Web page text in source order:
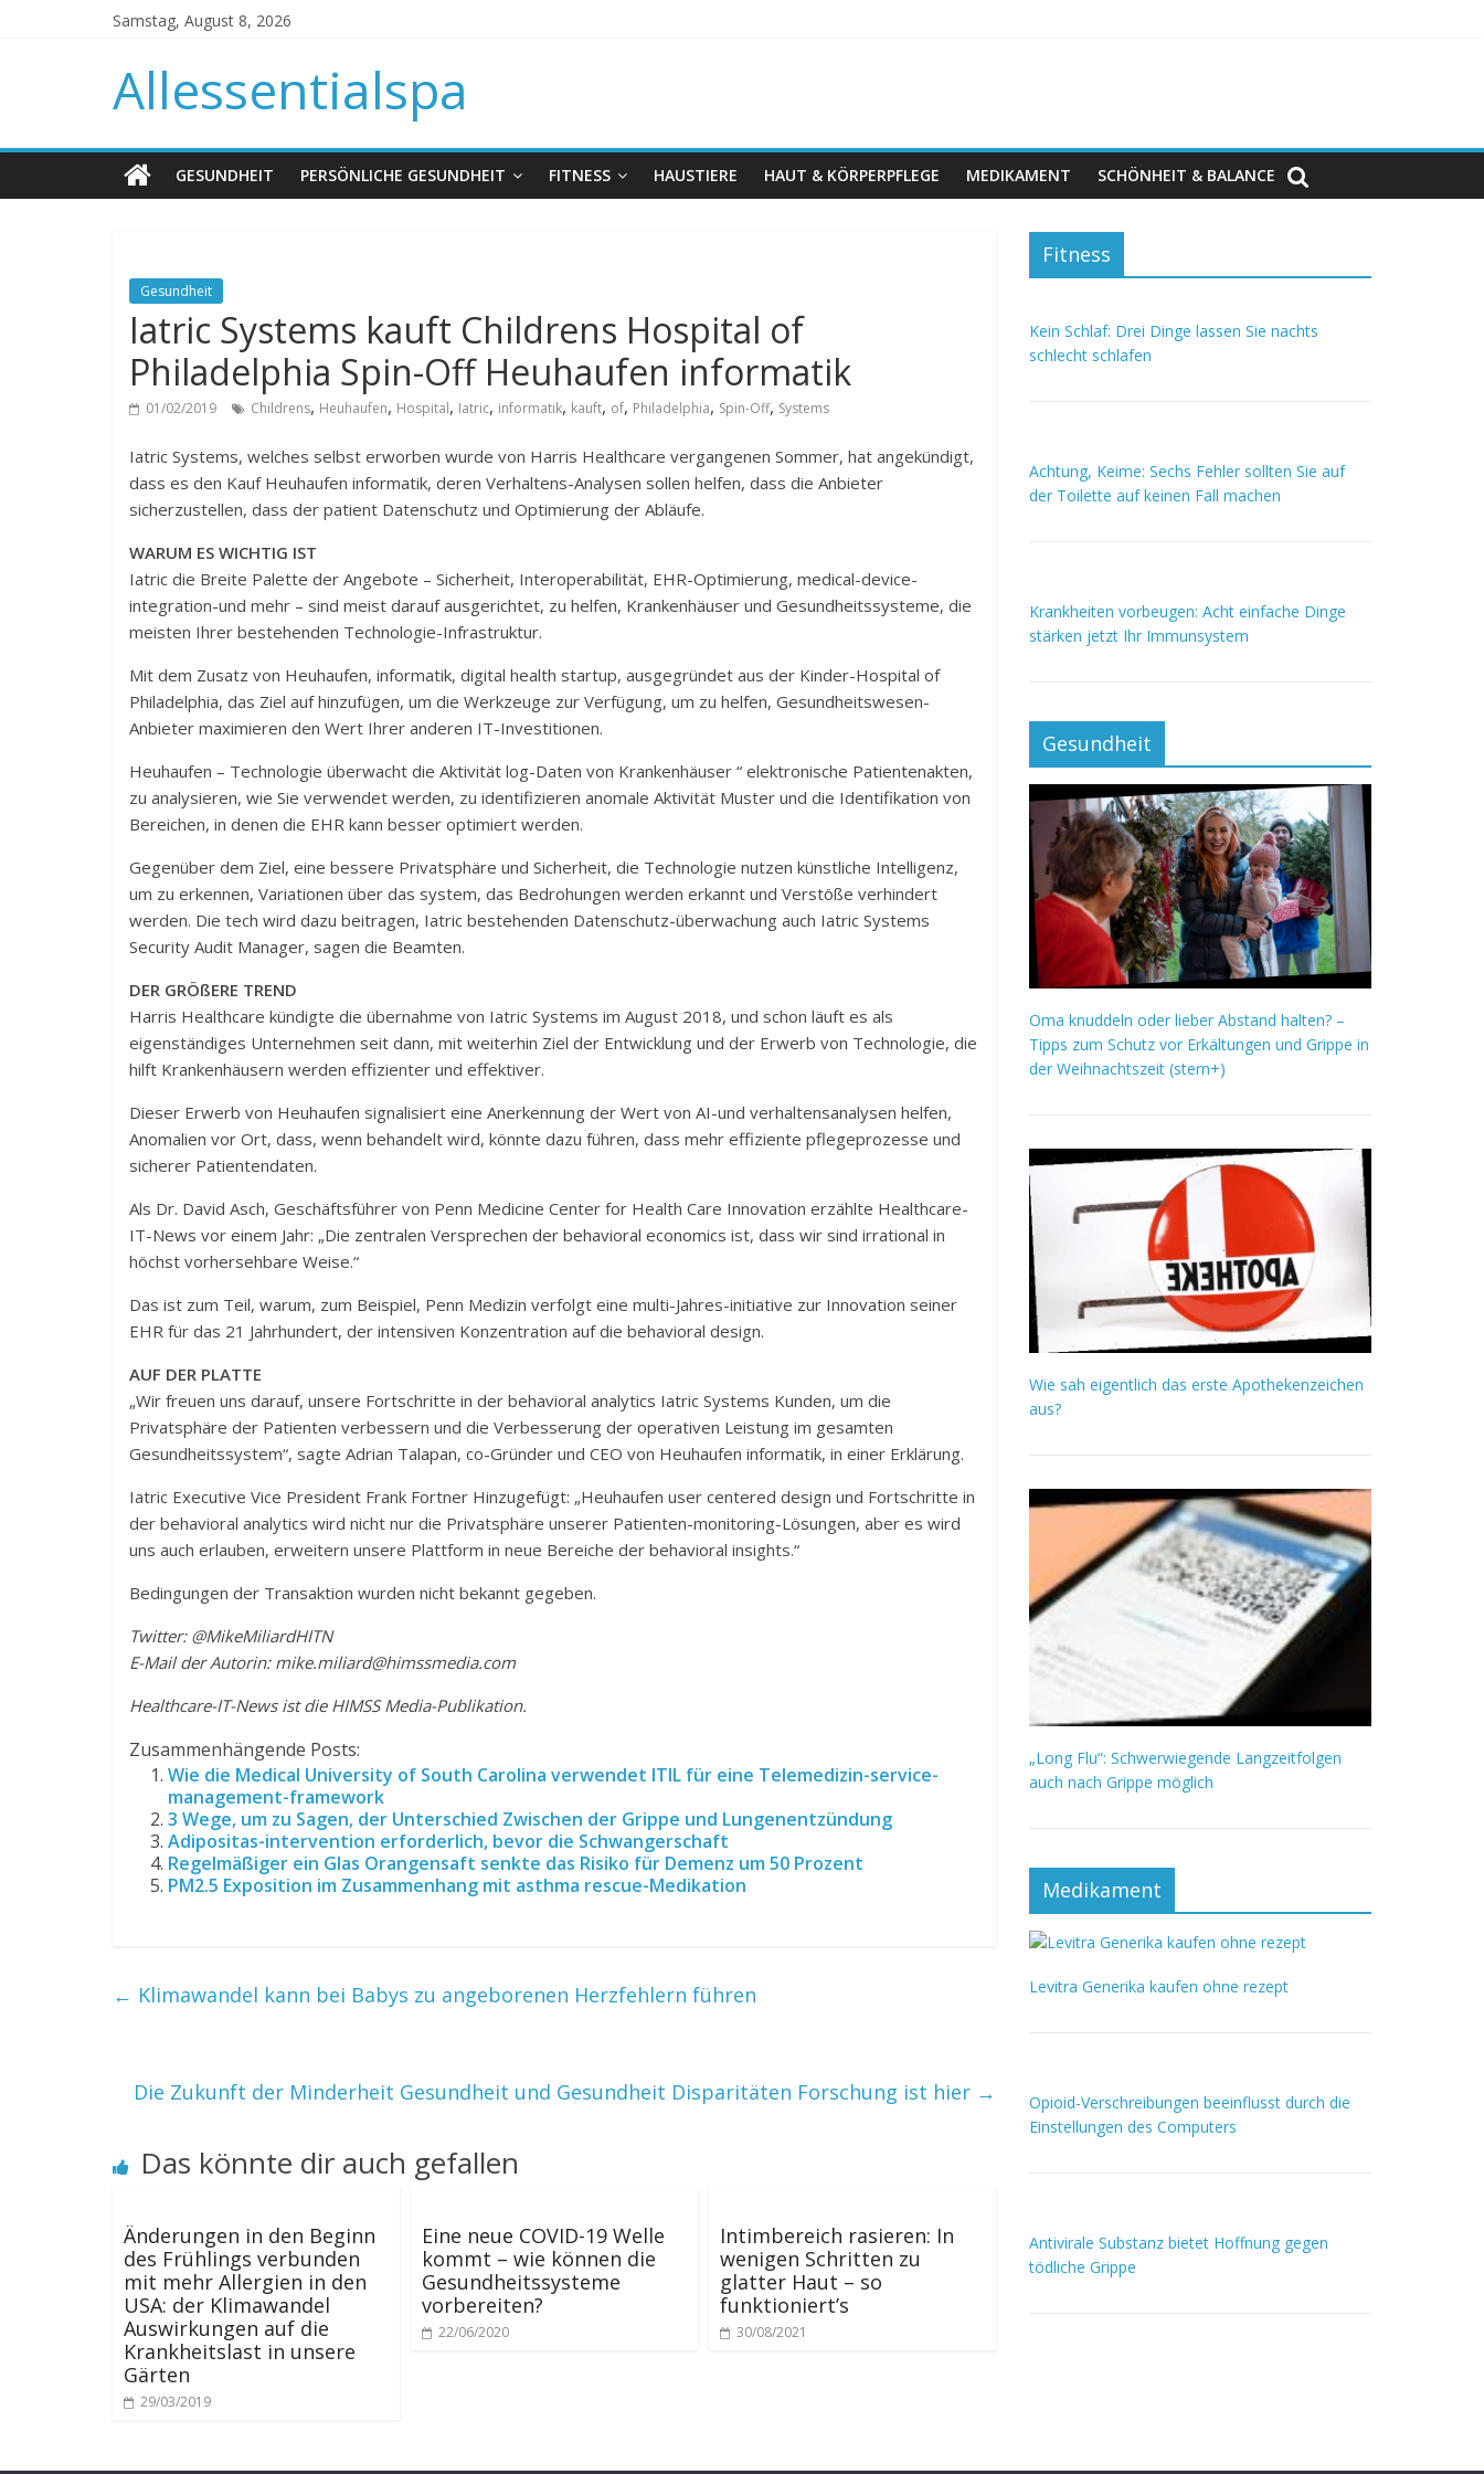
Samstag, August 8, 2026
Allessentialspa
GESUNDHEIT PERSÖNLICHE GESUNDHEIT FITNESS HAUSTIERE HAUT & KÖRPERPFLEGE MEDIKAMENT SCHÖNHEIT & BALANCE
Gesundheit
Iatric Systems kauft Childrens Hospital of
Philadelphia Spin-Off Heuhaufen informatik
01/02/2019 Childrens, Heuhaufen, Hospital, Iatric, informatik, kauft, of, Philadelphia, Spin-Off, Systems
Iatric Systems, welches selbst erworben wurde von Harris Healthcare vergangenen Sommer, hat angekündigt,
dass es den Kauf Heuhaufen informatik, deren Verhaltens-Analysen sollen helfen, dass die Anbieter
sicherzustellen, dass der patient Datenschutz und Optimierung der Abläufe.
WARUM ES WICHTIG IST
Iatric die Breite Palette der Angebote – Sicherheit, Interoperabilität, EHR-Optimierung, medical-device-
integration-und mehr – sind meist darauf ausgerichtet, zu helfen, Krankenhäuser und Gesundheitssysteme, die
meisten Ihrer bestehenden Technologie-Infrastruktur.
Mit dem Zusatz von Heuhaufen, informatik, digital health startup, ausgegründet aus der Kinder-Hospital of
Philadelphia, das Ziel auf hinzufügen, um die Werkzeuge zur Verfügung, um zu helfen, Gesundheitswesen-
Anbieter maximieren den Wert Ihrer anderen IT-Investitionen.
Heuhaufen – Technologie überwacht die Aktivität log-Daten von Krankenhäuser “ elektronische Patientenakten,
zu analysieren, wie Sie verwendet werden, zu identifizieren anomale Aktivität Muster und die Identifikation von
Bereichen, in denen die EHR kann besser optimiert werden.
Gegenüber dem Ziel, eine bessere Privatsphäre und Sicherheit, die Technologie nutzen künstliche Intelligenz,
um zu erkennen, Variationen über das system, das Bedrohungen werden erkannt und Verstöße verhindert
werden. Die tech wird dazu beitragen, Iatric bestehenden Datenschutz-überwachung auch Iatric Systems
Security Audit Manager, sagen die Beamten.
DER GRÖßERE TREND
Harris Healthcare kündigte die übernahme von Iatric Systems im August 2018, und schon läuft es als
eigenständiges Unternehmen seit dann, mit weiterhin Ziel der Entwicklung und der Erwerb von Technologie, die
hilft Krankenhäusern werden effizienter und effektiver.
Dieser Erwerb von Heuhaufen signalisiert eine Anerkennung der Wert von AI-und verhaltensanalysen helfen,
Anomalien vor Ort, dass, wenn behandelt wird, könnte dazu führen, dass mehr effiziente pflegeprozesse und
sicherer Patientendaten.
Als Dr. David Asch, Geschäftsführer von Penn Medicine Center for Health Care Innovation erzählte Healthcare-
IT-News vor einem Jahr: „Die zentralen Versprechen der behavioral economics ist, dass wir sind irrational in
höchst vorhersehbare Weise.“
Das ist zum Teil, warum, zum Beispiel, Penn Medizin verfolgt eine multi-Jahres-initiative zur Innovation seiner
EHR für das 21 Jahrhundert, der intensiven Konzentration auf die behavioral design.
AUF DER PLATTE
„Wir freuen uns darauf, unsere Fortschritte in der behavioral analytics Iatric Systems Kunden, um die
Privatsphäre der Patienten verbessern und die Verbesserung der operativen Leistung im gesamten
Gesundheitssystem“, sagte Adrian Talapan, co-Gründer und CEO von Heuhaufen informatik, in einer Erklärung.
Iatric Executive Vice President Frank Fortner Hinzugefügt: „Heuhaufen user centered design und Fortschritte in
der behavioral analytics wird nicht nur die Privatsphäre unserer Patienten-monitoring-Lösungen, aber es wird
uns auch erlauben, erweitern unsere Plattform in neue Bereiche der behavioral insights.“
Bedingungen der Transaktion wurden nicht bekannt gegeben.
Twitter: @MikeMiliardHITN
E-Mail der Autorin: mike.miliard@himssmedia.com
Healthcare-IT-News ist die HIMSS Media-Publikation.
Zusammenhängende Posts:
Wie die Medical University of South Carolina verwendet ITIL für eine Telemedizin-service-
management-framework
3 Wege, um zu Sagen, der Unterschied Zwischen der Grippe und Lungenentzündung
Adipositas-intervention erforderlich, bevor die Schwangerschaft
Regelmäßiger ein Glas Orangensaft senkte das Risiko für Demenz um 50 Prozent
PM2.5 Exposition im Zusammenhang mit asthma rescue-Medikation
← Klimawandel kann bei Babys zu angeborenen Herzfehlern führen
Die Zukunft der Minderheit Gesundheit und Gesundheit Disparitäten Forschung ist hier →
Das könnte dir auch gefallen
Änderungen in den Beginn
des Frühlings verbunden
mit mehr Allergien in den
USA: der Klimawandel
Auswirkungen auf die
Krankheitslast in unsere
Gärten
29/03/2019
Eine neue COVID-19 Welle
kommt – wie können die
Gesundheitssysteme
vorbereiten?
22/06/2020
Intimbereich rasieren: In
wenigen Schritten zu
glatter Haut – so
funktioniert’s
30/08/2021
Fitness
Kein Schlaf: Drei Dinge lassen Sie nachts
schlecht schlafen
Achtung, Keime: Sechs Fehler sollten Sie auf
der Toilette auf keinen Fall machen
Krankheiten vorbeugen: Acht einfache Dinge
stärken jetzt Ihr Immunsystem
Gesundheit
Oma knuddeln oder lieber Abstand halten? –
Tipps zum Schutz vor Erkältungen und Grippe in
der Weihnachtszeit (stern+)
Wie sah eigentlich das erste Apothekenzeichen
aus?
„Long Flu“: Schwerwiegende Langzeitfolgen
auch nach Grippe möglich
Medikament
Levitra Generika kaufen ohne rezept
Opioid-Verschreibungen beeinflusst durch die
Einstellungen des Computers
Antivirale Substanz bietet Hoffnung gegen
tödliche Grippe